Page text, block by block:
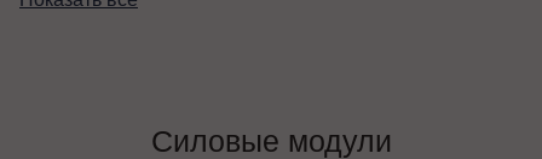
Силовые модули